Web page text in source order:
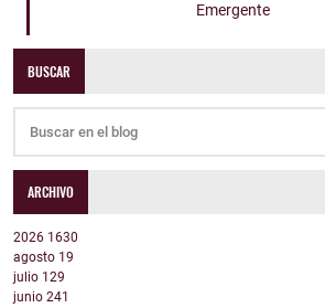
Emergente
BUSCAR
ARCHIVO
2026 1630
agosto 19
julio 129
junio 241